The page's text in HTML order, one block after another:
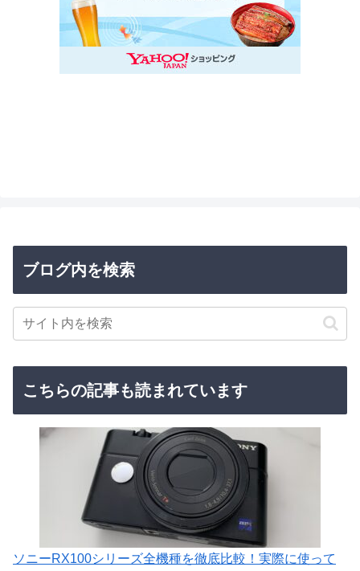
ブログ内を検索
こちらの記事も読まれています
ソニーRX100シリーズ全機種を徹底比較！実際に使って